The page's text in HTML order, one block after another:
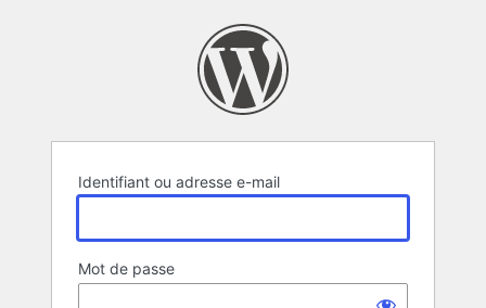
Identifiant ou adresse e-mail
Mot de passe